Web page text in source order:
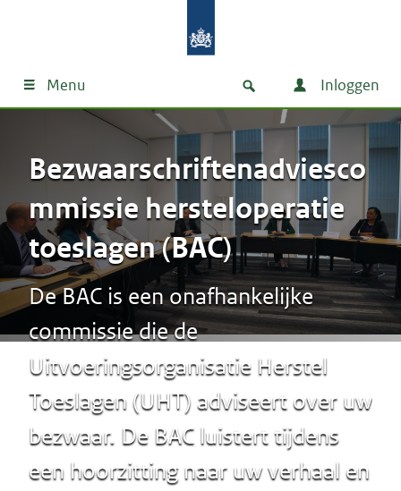
Menu Inloggen
Bezwaarschriftenadviesco
mmissie hersteloperatie
toeslagen (BAC)
De BAC is een onafhankelijke
commissie die de
Uitvoeringsorganisatie Herstel
Toeslagen (UHT) adviseert over uw
bezwaar. De BAC luistert tijdens
een hoorzitting naar uw verhaal en